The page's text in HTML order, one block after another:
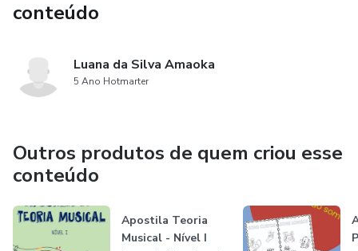
conteúdo
Luana da Silva Amaoka
5 Ano Hotmarter
Outros produtos de quem criou esse
conteúdo
Apostila Teoria
Musical - Nível I